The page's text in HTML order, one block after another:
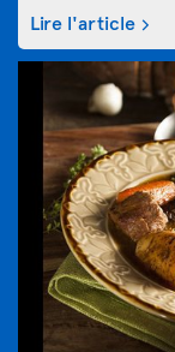
Lire l'article